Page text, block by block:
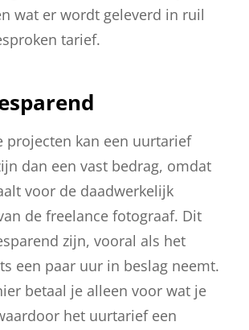
wat er wordt geleverd in ruil
tarief.
projecten kan een uurtarief
dan een vast bedrag, omdat
voor de daadwerkelijk
de freelance fotograaf. Dit
zijn, vooral als het
een paar uur in beslag neemt.
betaal je alleen voor wat je
het uurtarief een